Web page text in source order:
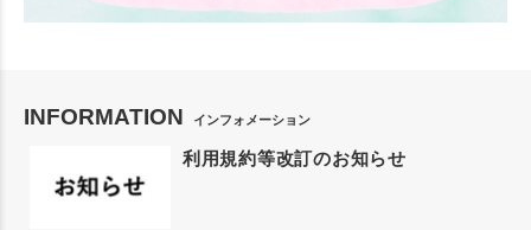
INFORMATION インフォメーション
利用規約等改訂のお知らせ